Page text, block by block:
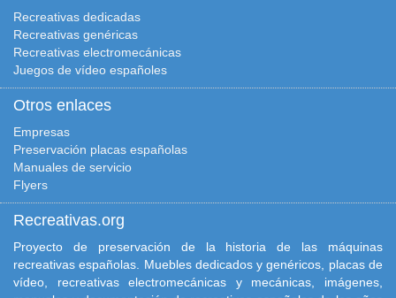
Recreativas dedicadas
Recreativas genéricas
Recreativas electromecánicas
Juegos de vídeo españoles
Otros enlaces
Empresas
Preservación placas españolas
Manuales de servicio
Flyers
Recreativas.org
Proyecto de preservación de la historia de las máquinas
recreativas españolas. Muebles dedicados y genéricos, placas de
vídeo, recreativas electromecánicas y mecánicas, imágenes,